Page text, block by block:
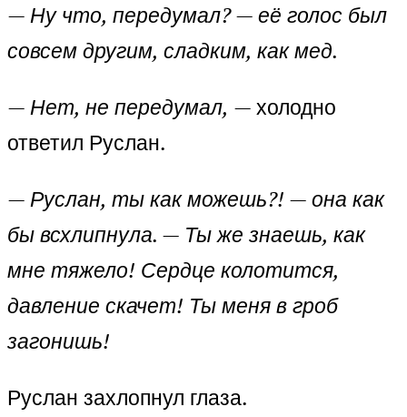
— Ну что, передумал? — её голос был
совсем другим, сладким, как мед.
— Нет, не передумал, — холодно
ответил Руслан.
— Руслан, ты как можешь?! — она как
бы всхлипнула. — Ты же знаешь, как
мне тяжело! Сердце колотится,
давление скачет! Ты меня в гроб
загонишь!
Руслан захлопнул глаза.